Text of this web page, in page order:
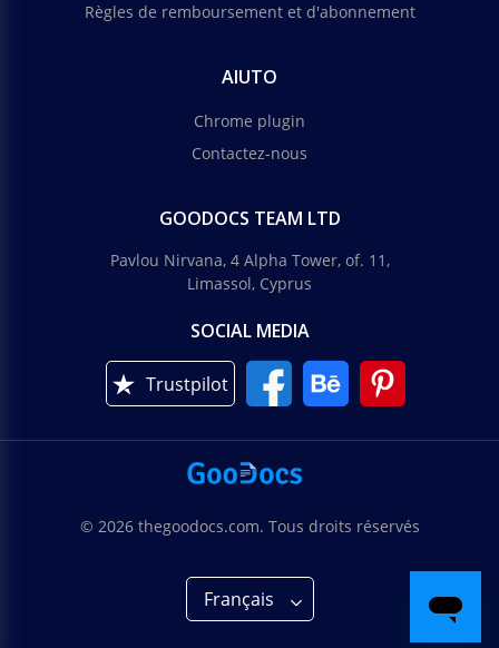
Règles de remboursement et d'abonnement
AIUTO
Chrome plugin
Contactez-nous
GOODOCS TEAM LTD
Pavlou Nirvana, 4 Alpha Tower, of. 11,
Limassol, Cyprus
SOCIAL MEDIA
Trustpilot
© 2026 thegoodocs.com. Tous droits réservés
Français